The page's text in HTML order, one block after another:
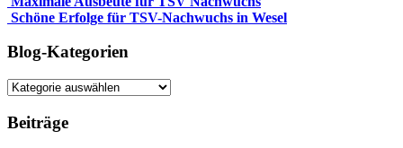
Schöne Erfolge für TSV-Nachwuchs in Wesel
Blog-Kategorien
Blog-
Beiträge